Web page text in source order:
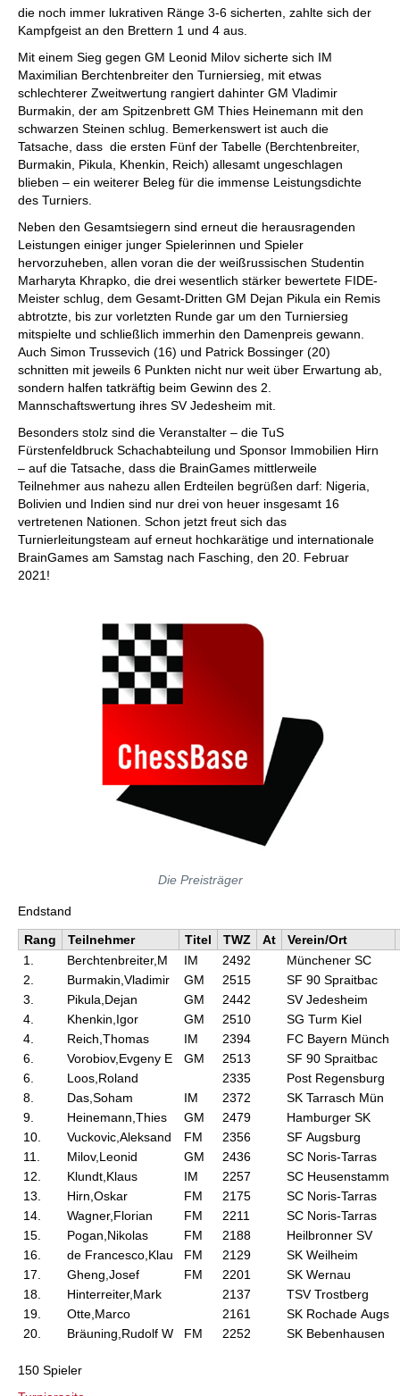
die noch immer lukrativen Ränge 3-6 sicherten, zahlte sich der
Kampfgeist an den Brettern 1 und 4 aus.
Mit einem Sieg gegen GM Leonid Milov sicherte sich IM
Maximilian Berchtenbreiter den Turniersieg, mit etwas
schlechterer Zweitwertung rangiert dahinter GM Vladimir
Burmakin, der am Spitzenbrett GM Thies Heinemann mit den
schwarzen Steinen schlug. Bemerkenswert ist auch die
Tatsache, dass die ersten Fünf der Tabelle (Berchtenbreiter,
Burmakin, Pikula, Khenkin, Reich) allesamt ungeschlagen
blieben – ein weiterer Beleg für die immense Leistungsdichte
des Turniers.
Neben den Gesamtsiegern sind erneut die herausragenden
Leistungen einiger junger Spielerinnen und Spieler
hervorzuheben, allen voran die der weißrussischen Studentin
Marharyta Khrapko, die drei wesentlich stärker bewertete FIDE-
Meister schlug, dem Gesamt-Dritten GM Dejan Pikula ein Remis
abtrotzte, bis zur vorletzten Runde gar um den Turniersieg
mitspielte und schließlich immerhin den Damenpreis gewann.
Auch Simon Trussevich (16) und Patrick Bossinger (20)
schnitten mit jeweils 6 Punkten nicht nur weit über Erwartung ab,
sondern halfen tatkräftig beim Gewinn des 2.
Mannschaftswertung ihres SV Jedesheim mit.
Besonders stolz sind die Veranstalter – die TuS
Fürstenfeldbruck Schachabteilung und Sponsor Immobilien Hirn
– auf die Tatsache, dass die BrainGames mittlerweile
Teilnehmer aus nahezu allen Erdteilen begrüßen darf: Nigeria,
Bolivien und Indien sind nur drei von heuer insgesamt 16
vertretenen Nationen. Schon jetzt freut sich das
Turnierleitungsteam auf erneut hochkarätige und internationale
BrainGames am Samstag nach Fasching, den 20. Februar
2021!
Die Preisträger
Endstand
Rang
Teilnehmer Titel TWZ At
Verein/Ort
1.
Berchtenbreiter,M IM 2492 Münchener SC
2.
Burmakin,Vladimir GM 2515 SF 90 Spraitbac
3.
Pikula,Dejan GM 2442 SV Jedesheim
4.
Khenkin,Igor GM 2510 SG Turm Kiel
4.
Reich,Thomas IM 2394 FC Bayern Münch
6.
Vorobiov,Evgeny E GM 2513 SF 90 Spraitbac
6.
Loos,Roland 2335 Post Regensburg
8.
Das,Soham IM 2372 SK Tarrasch Mün
9.
Heinemann,Thies GM 2479 Hamburger SK
10.
Vuckovic,Aleksand FM 2356 SF Augsburg
11.
Milov,Leonid GM 2436 SC Noris-Tarras
12.
Klundt,Klaus IM 2257 SC Heusenstamm
13.
Hirn,Oskar FM 2175 SC Noris-Tarras
14.
Wagner,Florian FM 2211 SC Noris-Tarras
15.
Pogan,Nikolas FM 2188 Heilbronner SV
16.
de Francesco,Klau FM 2129 SK Weilheim
17.
Gheng,Josef FM 2201 SK Wernau
18.
Hinterreiter,Mark 2137 TSV Trostberg
19.
Otte,Marco 2161 SK Rochade Augs
20.
Bräuning,Rudolf W FM 2252 SK Bebenhausen
150 Spieler